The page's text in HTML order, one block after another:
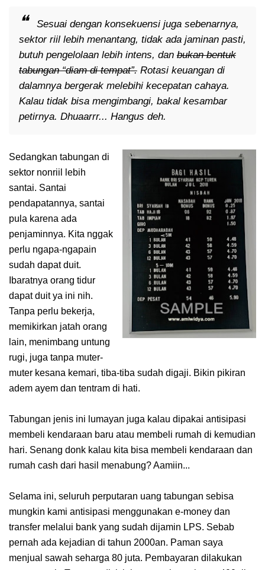
Sesuai dengan konsekuensi juga sebenarnya,
sektor riil lebih menantang, tidak ada jaminan pasti,
butuh pengelolaan lebih intens, danbukan bentuk
tabungan “diam di tempat”.Rotasi keuangan di
dalamnya bergerak melebihi kecepatan cahaya.
Kalau tidak bisa mengimbangi, bakal kesambar
petirnya. Dhuaarrr... Hangus deh.
Sedangkan tabungan di
sektor nonriil lebih
santai. Santai
pendapatannya, santai
pula karena ada
penjaminnya. Kita nggak
perlu ngapa-ngapain
sudah dapat duit.
Ibaratnya orang tidur
dapat duit ya ini nih.
Tanpa perlu bekerja,
memikirkan jatah orang
lain, menimbang untung
rugi, juga tanpa muter-
muter kesana kemari, tiba-tiba sudah digaji. Bikin pikiran
adem ayem dan tentram di hati.
Tabungan jenis ini lumayan juga kalau dipakai antisipasi
membeli kendaraan baru atau membeli rumah di kemudian
hari. Senang donk kalau kita bisa membeli kendaraan dan
rumah cash dari hasil menabung? Aamiin...
Selama ini, seluruh perputaran uang tabungan sebisa
mungkin kami antisipasi menggunakan e-money dan
transfer melalui bank yang sudah dijamin LPS. Sebab
pernah ada kejadian di tahun 2000an. Paman saya
menjual sawah seharga 80 juta. Pembayaran dilakukan